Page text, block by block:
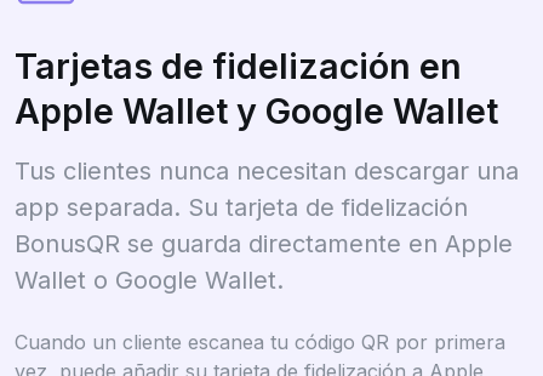
Tarjetas de fidelización en
Apple Wallet y Google Wallet
Tus clientes nunca necesitan descargar una
app separada. Su tarjeta de fidelización
BonusQR se guarda directamente en Apple
Wallet o Google Wallet.
Cuando un cliente escanea tu código QR por primera
vez, puede añadir su tarjeta de fidelización a Apple